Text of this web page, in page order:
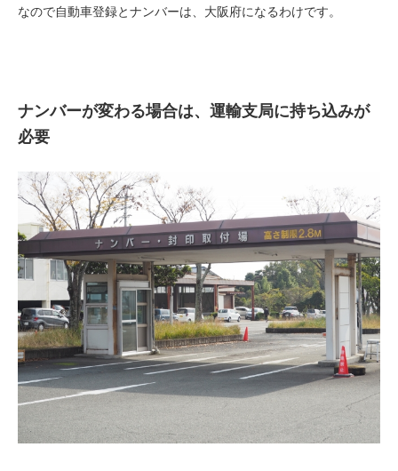
なので自動車登録とナンバーは、大阪府になるわけです。
ナンバーが変わる場合は、運輸支局に持ち込みが
必要